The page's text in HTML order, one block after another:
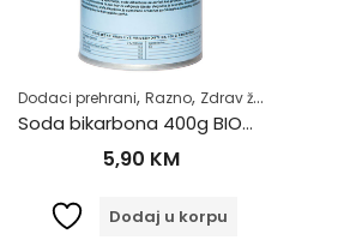
Vitamini i minerali ,Zdrav život
,Vitamini B skupine, Vitamini i minerali
Dodaci prehrani, Razno, Zdrav život
Soda bikarbona 400g BIOVEGA
5,90 KM
Dodaj u korpu